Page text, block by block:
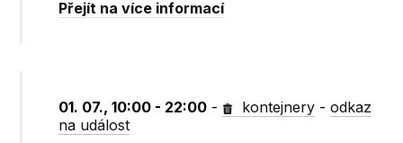
Přejít na více informací
01. 07., 10:00 - 22:00 - kontejnery -odkaz
na událost